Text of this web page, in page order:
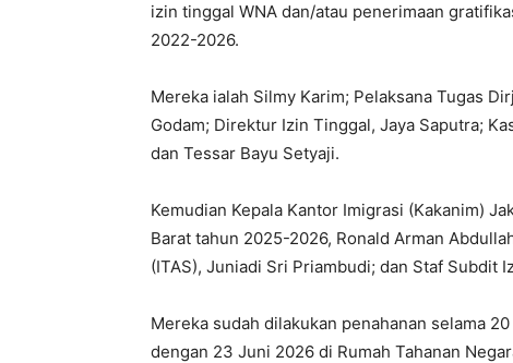
izin tinggal WNA dan/atau penerimaan
2022-2026.
Mereka ialah Silmy Karim; Pelaksana Tugas
Godam; Direktur Izin Tinggal, Jaya Saputra;
dan Tessar Bayu Setyaji.
Kemudian Kepala Kantor Imigrasi (Kakanim)
Barat tahun 2025-2026, Ronald Arman
(ITAS), Juniadi Sri Priambudi; dan Staf Subdit
Mereka sudah dilakukan penahanan selama
dengan 23 Juni 2026 di Rumah Tahanan